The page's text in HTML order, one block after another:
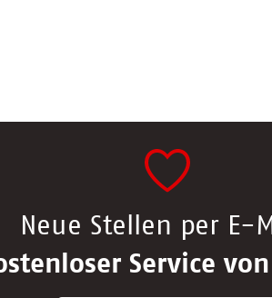
Neue Stellen per E-
Service von